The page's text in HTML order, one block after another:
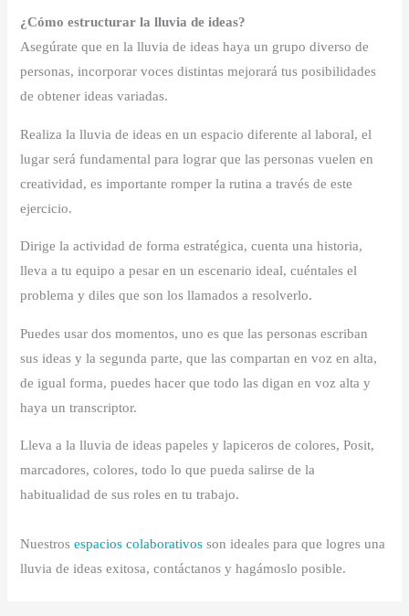
¿Cómo estructurar la lluvia de ideas?
Asegúrate que en la lluvia de ideas haya un grupo diverso de
personas, incorporar voces distintas mejorará tus posibilidades
de obtener ideas variadas.
Realiza la lluvia de ideas en un espacio diferente al laboral, el
lugar será fundamental para lograr que las personas vuelen en
creatividad, es importante romper la rutina a través de este
ejercicio.
Dirige la actividad de forma estratégica, cuenta una historia,
lleva a tu equipo a pesar en un escenario ideal, cuéntales el
problema y diles que son los llamados a resolverlo.
Puedes usar dos momentos, uno es que las personas escriban
sus ideas y la segunda parte, que las compartan en voz en alta,
de igual forma, puedes hacer que todo las digan en voz alta y
haya un transcriptor.
Lleva a la lluvia de ideas papeles y lapiceros de colores, Posit,
marcadores, colores, todo lo que pueda salirse de la
habitualidad de sus roles en tu trabajo.
Nuestrosespacios colaborativos son ideales para que logres una
lluvia de ideas exitosa, contáctanos y hagámoslo posible.